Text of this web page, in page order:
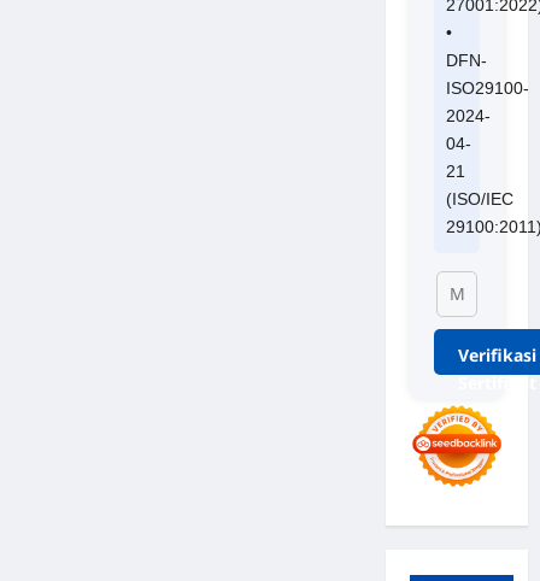
•
DFN-
ISO29100-
2024-
04-
21
(ISO/IEC
Verifikasi
Sertifikat